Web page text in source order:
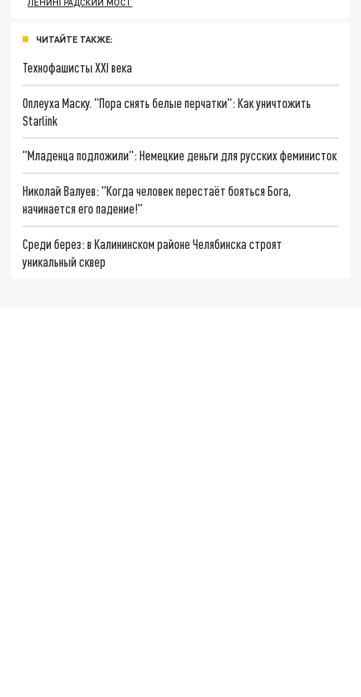
ЧИТАЙТЕ ТАКЖЕ:
Технофашисты XXI века
Оплеуха Маску. "Пора снять белые перчатки": Как уничтожить
Starlink
"Младенца подложили": Немецкие деньги для русских феминисток
Николай Валуев: "Когда человек перестаёт бояться Бога,
начинается его падение!"
Среди берез: в Калининском районе Челябинска строят
уникальный сквер